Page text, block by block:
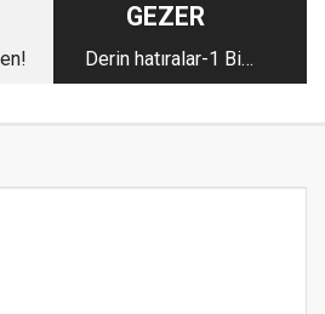
GEZER
Derin hatıralar-1 Bir
Hacı Hilmi Mesutgil